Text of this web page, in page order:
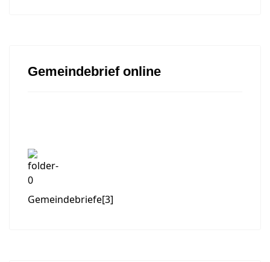
Gemeindebrief online
Gemeindebriefe[3]